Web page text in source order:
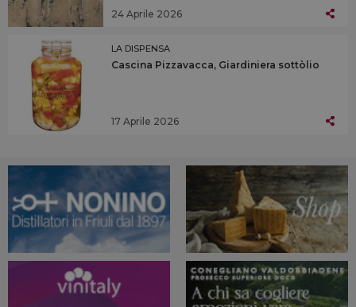
24 Aprile 2026
LA DISPENSA
Cascina Pizzavacca, Giardiniera sottòlio
17 Aprile 2026